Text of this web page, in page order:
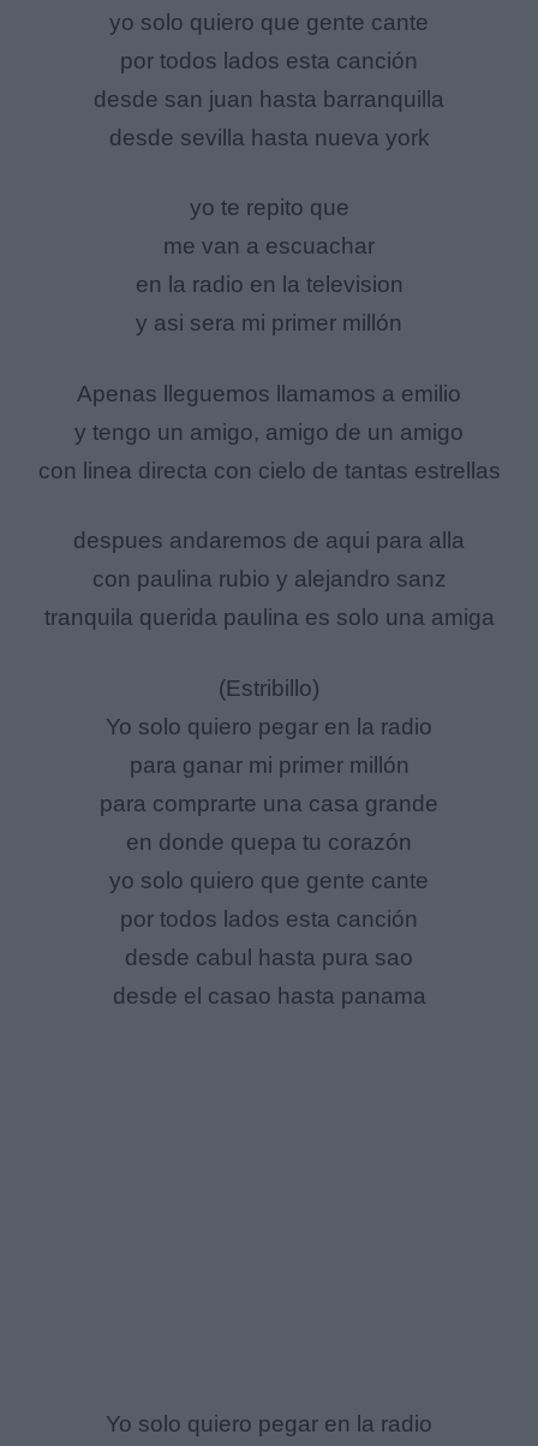
yo solo quiero que gente cante
por todos lados esta canción
desde san juan hasta barranquilla
desde sevilla hasta nueva york
yo te repito que
me van a escuachar
en la radio en la television
y asi sera mi primer millón
Apenas lleguemos llamamos a emilio
y tengo un amigo, amigo de un amigo
con linea directa con cielo de tantas estrellas
despues andaremos de aqui para alla
con paulina rubio y alejandro sanz
tranquila querida paulina es solo una amiga
(Estribillo)
Yo solo quiero pegar en la radio
para ganar mi primer millón
para comprarte una casa grande
en donde quepa tu corazón
yo solo quiero que gente cante
por todos lados esta canción
desde cabul hasta pura sao
desde el casao hasta panama
Yo solo quiero pegar en la radio